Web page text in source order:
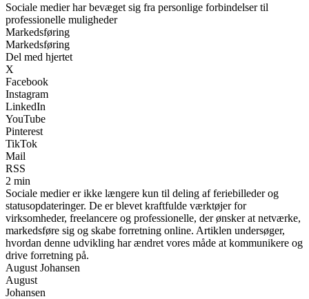
Sociale medier har bevæget sig fra personlige forbindelser til
professionelle muligheder
Markedsføring
Markedsføring
Del med hjertet
X
Facebook
Instagram
LinkedIn
YouTube
Pinterest
TikTok
Mail
RSS
2 min
Sociale medier er ikke længere kun til deling af feriebilleder og
statusopdateringer. De er blevet kraftfulde værktøjer for
virksomheder, freelancere og professionelle, der ønsker at netværke,
markedsføre sig og skabe forretning online. Artiklen undersøger,
hvordan denne udvikling har ændret vores måde at kommunikere og
drive forretning på.
August Johansen
August
Johansen